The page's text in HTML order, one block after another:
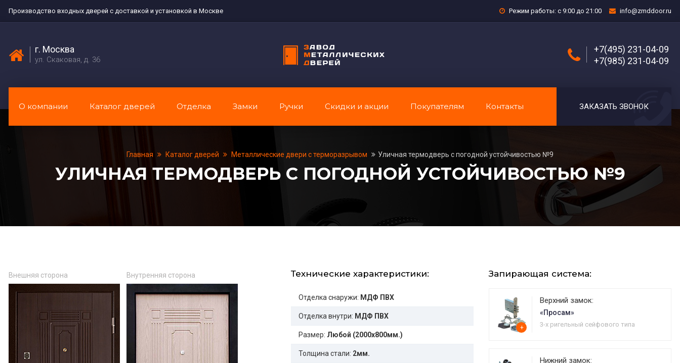
Производство входных дверей с доставкой и установкой в Москве Режим работы: с 9:00 до 21:00 info@zmddoor.ru
г. Москва
ул. Скаковая, д. 36
+7(495) 231-04-09
+7(985) 231-04-09
О компании Каталог дверей Отделка Замки Ручки Скидки и акции Покупателям Контакты ЗАКАЗАТЬ ЗВОНОК
Главная Каталог дверей Металлические двери с терморазрывом Уличная термодверь с погодной устойчивостью №9
УЛИЧНАЯ ТЕРМОДВЕРЬ С ПОГОДНОЙ УСТОЙЧИВОСТЬЮ №9
Внешняя сторона Внутренняя сторона Технические характеристики:
Отделка снаружи: МДФ ПВХ
Отделка внутри: МДФ ПВХ
Размер: Любой (2000x800мм.)
Толщина стали: 2мм.
Запирающая система:
+
Верхний замок:
«Просам»
3-х ригельный сейфового типа
Нижний замок: